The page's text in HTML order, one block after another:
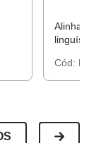
Alinhado
Cód: